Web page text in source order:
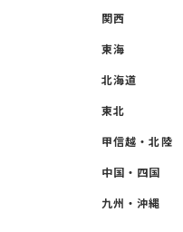
関西
東海
北海道
東北
甲信越・北陸
中国・四国
九州・沖縄